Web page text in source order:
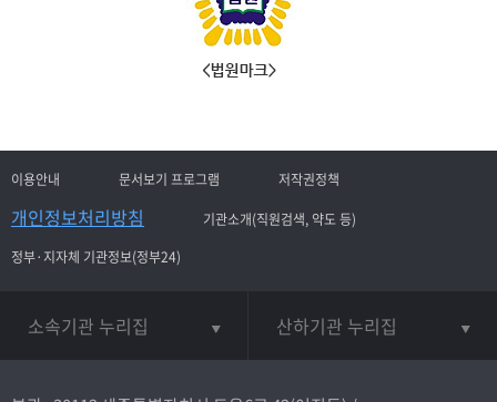
이용안내 문서보기 프로그램 저작권정책
개인정보처리방침
기관소개(직원검색, 약도 등)
정부·지자체 기관정보(정부24)
소속기관 누리집 산하기관 누리집